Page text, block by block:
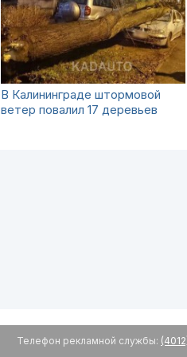
В Калининграде штормовой
ветер повалил 17 деревьев
Телефон рекламной службы: